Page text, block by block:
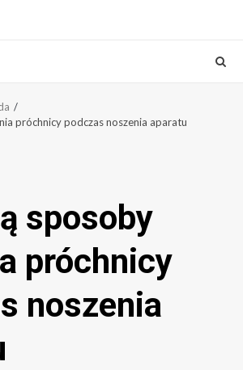
próchnicy podczas noszenia aparatu
sposoby
próchnicy
noszenia